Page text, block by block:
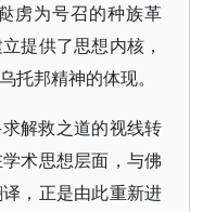
虏为号召的种族革
提供了思想内核，
托邦精神的体现。
解救之道的视线转
术思想层面，与佛
，正是由此重新进